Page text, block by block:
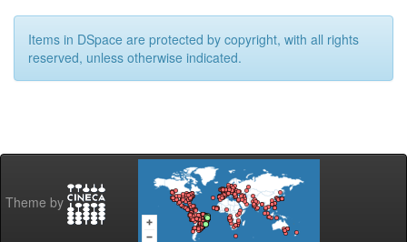
Items in DSpace are protected by copyright, with all rights
reserved, unless otherwise indicated.
Theme by